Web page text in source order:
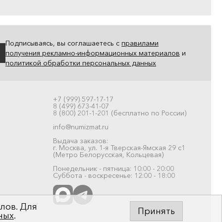
Подписываясь, вы соглашаетесь с правилами
получения рекламно-информационных материалов и
политикой обработки персональных данных
+7 (999) 597-17-17
8 (499) 673-41-07
8 (800) 201-1-201 (бесплатно по России)
info@numizmat.ru
Выдача заказов:
г. Москва, ул. 1-я Тверская-Ямская 29 с1
(Метро Белорусская, Кольцевая)
Понедельник - пятница: 10:00 - 20:00
Суббота - воскресенье: 12:00 - 18:00
Для
. Принять